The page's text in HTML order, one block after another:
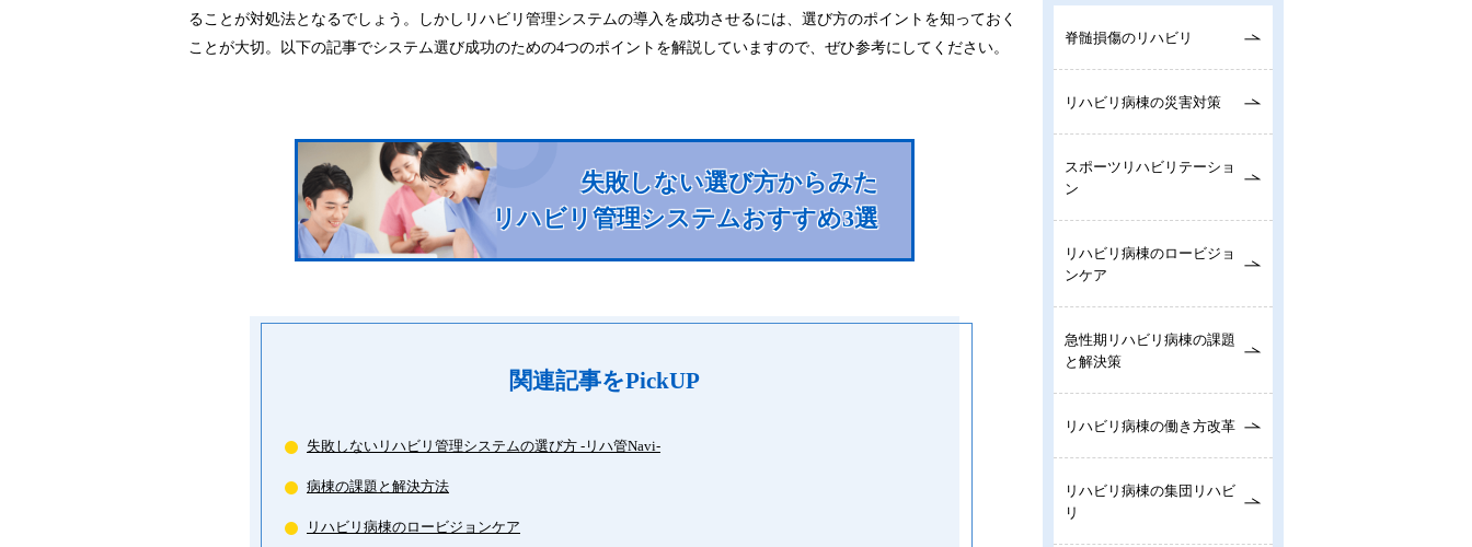
ることが対処法となるでしょう。しかしリハビリ管理システムの導入を成功させるには、選び方のポイントを知っておく
ことが大切。以下の記事でシステム選び成功のための4つのポイントを解説していますので、ぜひ参考にしてください。
失敗しない選び方からみた
リハビリ管理システムおすすめ3選
関連記事をPickUP
失敗しないリハビリ管理システムの選び方 -リハ管Navi-
病棟の課題と解決方法
リハビリ病棟のロービジョンケア
脊髄損傷のリハビリ
リハビリ病棟の災害対策
スポーツリハビリテーショ
ン
リハビリ病棟のロービジョ
ンケア
急性期リハビリ病棟の課題
と解決策
リハビリ病棟の働き方改革
リハビリ病棟の集団リハビ
リ